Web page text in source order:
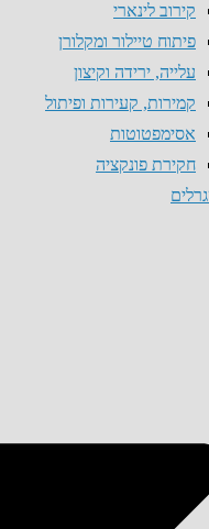
קירוב לינארי
פיתוח טיילור ומקלורן
עלייה, ירידה וקיצון
קמירות, קעירות ופיתול
אסימפטוטות
חקירת פונקציה